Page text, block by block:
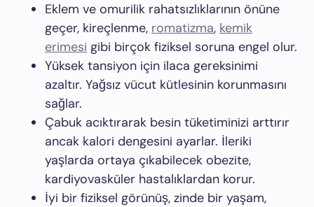
Eklem ve omurilik rahatsızlıklarının önüne
geçer, kireçlenme, romatizma, kemik
erimesi gibi birçok fiziksel soruna engel olur.
Yüksek tansiyon için ilaca gereksinimi
azaltır. Yağsız vücut kütlesinin korunmasını
sağlar.
Çabuk acıktırarak besin tüketiminizi arttırır
ancak kalori dengesini ayarlar. İleriki
yaşlarda ortaya çıkabilecek obezite,
kardiyovasküler hastalıklardan korur.
İyi bir fiziksel görünüş, zinde bir yaşam,